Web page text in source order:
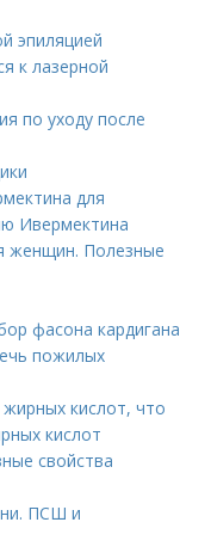
эпиляцией
к лазерной
по уходу после
для
Ивермектина
женщин. Полезные
фасона кардигана
пожилых
кислот, что
кислот
свойства
ПСШ и